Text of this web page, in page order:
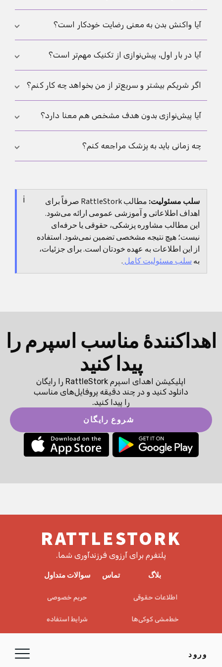
ورود
احترام داشته باشند.
بهتر با هم هماهنگ شوند.
تفاوت در سطح میل بسیار رایج است. مهم این نیست که
محترم بمانند و بتوانید بدون فشار درباره خواسته‌ها حرف
آیا واکنش بدن به معنی رضایت خودکار است؟
نه. رطوبت، نعوظ یا تپش قلب بیشتر، واکنش‌های بدن
آگاهانه باقی می‌ماند.
آیا در بار اول، پیش‌نوازی از تکنیک مهم‌تر است؟
در بیشتر موارد بله. بار اول، آرامش، گفت‌وگو و آزادی برای
ترتیب ثابت کمک می‌کنند.
اگر شریکم بیشتر و سریع‌تر از من بخواهد چه کار کنم؟
در این حالت مهم است که این موضوع را روشن بگویی.
حتما با یک سرعت پیش بروید، بلکه مهم این است که
سرعت تو محترم بماند.
آیا پیش‌نوازی بدون هدف مشخص هم معنا دارد؟
بله. وقتی پایان ثابتی وجود نداشته باشد، خیلی‌ها احساس
چه زمانی باید به پزشک مراجعه کنم؟
تکرارشونده یا نگرانی درباره خطر عفونت وجود داشته
باشد، ارزیابی پزشکی منطقی است.
سلب مسئولیت:
مطالب RattleStork صرفاً برای
اهداف اطلاعاتی و آموزشی عمومی ارائه می‌شود.
این مطالب مشاوره پزشکی، حقوقی یا حرفه‌ای
نیست؛ هیچ نتیجه مشخصی تضمین نمی‌شود. استفاده
از این اطلاعات به عهده خودتان است. برای جزئیات،
بهسلب مسئولیت کامل.
اهداکنندهٔ مناسب اسپرم را
پیدا کنید
اپلیکیشن اهدای اسپرم RattleStork را رایگان
دانلود کنید و در چند دقیقه پروفایل‌های مناسب
را پیدا کنید.
شروع رایگان
RATTLESTORK
پلتفرم برای آرزوی فرزندآوری شما.
بلاگ تماس سوالات متداول
اطلاعات حقوقی حریم خصوصی
خط‌مشی کوکی‌ها شرایط استفاده